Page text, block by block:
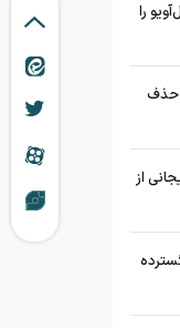
را
حذف
از
گسترده